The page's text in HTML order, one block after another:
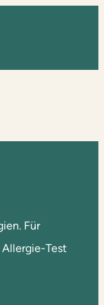
Für
Test